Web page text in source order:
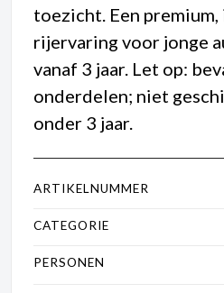
toezicht. Een
rijervaring voor jonge
vanaf 3 jaar. Let op:
onderdelen; niet
onder 3 jaar.
ARTIKELNUMMER
CATEGORIE
PERSONEN